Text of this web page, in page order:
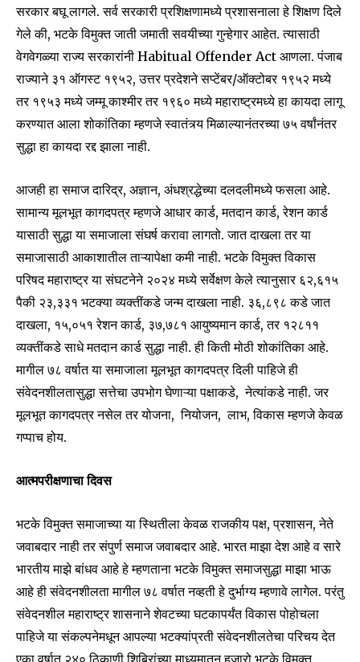
6,300
Fans
32,111
Followers Followers
सरकार बघू लागले. सर्व सरकारी प्रशिक्षणामध्ये प्रशासनाला हे शिक्षण दिले
गेले की, भटके विमुक्त जाती जमाती सवयीच्या गुन्हेगार आहेत. त्यासाठी
वेगवेगळ्या राज्य सरकारांनी Habitual Offender Act आणला. पंजाब
राज्याने ३१ ऑगस्ट १९५२, उत्तर प्रदेशने सप्टेंबर/ऑक्टोबर १९५२ मध्ये
तर १९५३ मध्ये जम्मू काश्मीर तर १९६० मध्ये महाराष्ट्रमध्ये हा कायदा लागू
करण्यात आला शोकांतिका म्हणजे स्वातंत्र्य मिळाल्यानंतरच्या ७५ वर्षांनंतर
सुद्धा हा कायदा रद्द झाला नाही.
आजही हा समाज दारिद्र, अज्ञान, अंधश्रद्धेच्या दलदलीमध्ये फसला आहे.
सामान्य मूलभूत कागदपत्र म्हणजे आधार कार्ड, मतदान कार्ड, रेशन कार्ड
यासाठी सुद्धा या समाजाला संघर्ष करावा लागतो. जात दाखला तर या
समाजासाठी आकाशातील ताऱ्यापेक्षा कमी नाही. भटके विमुक्त विकास
परिषद महाराष्ट्र या संघटनेने २०२४ मध्ये सर्वेक्षण केले त्यानुसार ६२,६१५
पैकी २३,३३१ भटक्या व्यक्तींकडे जन्म दाखला नाही. ३६,८९८ कडे जात
दाखला, १५,०५१ रेशन कार्ड, ३७,७८१ आयुष्यमान कार्ड, तर १२८११
व्यक्तींकडे साधे मतदान कार्ड सुद्धा नाही. ही किती मोठी शोकांतिका आहे.
मागील ७८ वर्षात या समाजाला मूलभूत कागदपत्र दिली पाहिजे ही
संवेदनशीलतासुद्धा सत्तेचा उपभोग घेणाऱ्या पक्षाकडे, नेत्यांकडे नाही. जर
मूलभूत कागदपत्र नसेल तर योजना, नियोजन, लाभ, विकास म्हणजे केवळ
गप्पाच होय.
आत्मपरीक्षणाचा दिवस
भटके विमुक्त समाजाच्या या स्थितीला केवळ राजकीय पक्ष, प्रशासन, नेते
जवाबदार नाही तर संपुर्ण समाज जवाबदार आहे. भारत माझा देश आहे व सारे
भारतीय माझे बांधव आहे हे म्हणताना भटके विमुक्त समाजसुद्धा माझा भाऊ
आहे ही संवेदनशीलता मागील ७८ वर्षात नव्हती हे दुर्भाग्य म्हणावे लागेल. परंतु
संवेदनशील महाराष्ट्र शासनाने शेवटच्या घटकापर्यंत विकास पोहोचला
पाहिजे या संकल्पनेमधून आपल्या भटक्यांप्रती संवेदनशीलतेचा परिचय देत
एका वर्षात २४० ठिकाणी शिबिरांच्या माध्यमातून हजारो भटके विमुक्त